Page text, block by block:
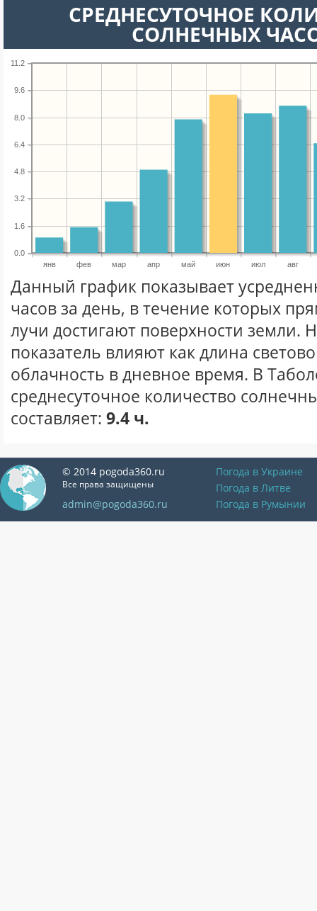
СРЕДНЕСУТОЧНОЕ
СОЛНЕЧНЫХ
янв фев мар апр май июн июл авг
0.0
1.6
3.2
4.8
6.4
8.0
9.6
11.2
Данный график показывает
часов за день, в течение которых
лучи достигают поверхности земли.
показатель влияют как длина
облачность в дневное время. В
среднесуточное количество
составляет: 9.4 ч.
© 2014 pogoda360.ru
Все права защищены
admin@pogoda360.ru
Погода в Украине
Погода в Литве
Погода в Румынии